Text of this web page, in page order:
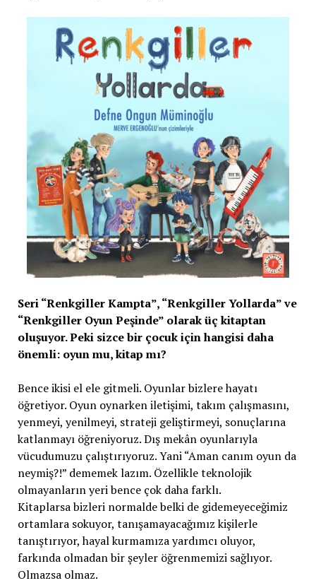
Seri “Renkgiller Kampta”, “Renkgiller Yollarda” ve
“Renkgiller Oyun Peşinde” olarak üç kitaptan
oluşuyor. Peki sizce bir çocuk için hangisi daha
önemli: oyun mu, kitap mı?
Bence ikisi el ele gitmeli. Oyunlar bizlere hayatı
öğretiyor. Oyun oynarken iletişimi, takım çalışmasını,
yenmeyi, yenilmeyi, strateji geliştirmeyi, sonuçlarına
katlanmayı öğreniyoruz. Dış mekân oyunlarıyla
vücudumuzu çalıştırıyoruz. Yani “Aman canım oyun da
neymiş?!” dememek lazım. Özellikle teknolojik
olmayanların yeri bence çok daha farklı.
Kitaplarsa bizleri normalde belki de gidemeyeceğimiz
ortamlara sokuyor, tanışamayacağımız kişilerle
tanıştırıyor, hayal kurmamıza yardımcı oluyor,
farkında olmadan bir şeyler öğrenmemizi sağlıyor.
Olmazsa olmaz.